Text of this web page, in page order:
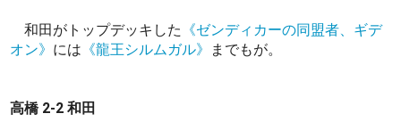
和田がトップデッキした 《ゼンディカーの同盟者、ギデ
オン》 には 《龍王シルムガル》 までもが。
高橋 2-2 和田